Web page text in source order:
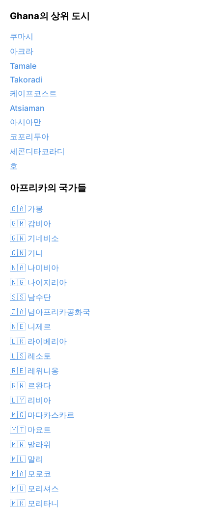
Ghana의 상위 도시
쿠마시
아크라
Tamale
Takoradi
케이프코스트
Atsiaman
아시아만
코포리두아
세콘디타코라디
호
아프리카의 국가들
🇬🇦 가봉
🇬🇲 감비아
🇬🇼 기네비소
🇬🇳 기니
🇳🇦 나미비아
🇳🇬 나이지리아
🇸🇸 남수단
🇿🇦 남아프리카공화국
🇳🇪 니제르
🇱🇷 라이베리아
🇱🇸 레소토
🇷🇪 레위니옹
🇷🇼 르완다
🇱🇾 리비아
🇲🇬 마다카스카르
🇾🇹 마요트
🇲🇼 말라위
🇲🇱 말리
🇲🇦 모로코
🇲🇺 모리셔스
🇲🇷 모리타니